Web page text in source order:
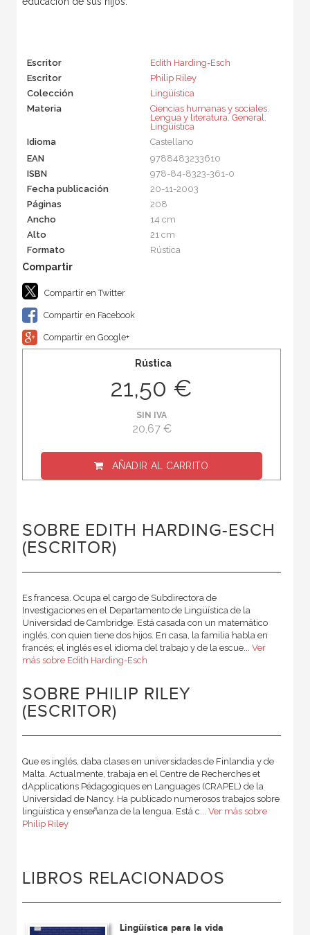
Escritor
Edith Harding-Esch
Escritor
Philip Riley
Colección
Lingüística
Materia
Ciencias humanas y sociales,
Lengua y literatura, General,
Lingüística
Idioma
Castellano
EAN
9788483233610
ISBN
978-84-8323-361-0
Fecha publicación
20-11-2003
Páginas
208
Ancho
14 cm
Alto
21 cm
Formato
Rústica
Compartir en Twitter
Compartir en Facebook
Compartir en Google+
Rústica
21,50 €
SIN IVA
20,67 €
AÑADIR AL CARRITO
SOBRE EDITH HARDING-ESCH
(ESCRITOR)
Es francesa. Ocupa el cargo de Subdirectora de
Investigaciones en el Departamento de Lingüística de la
Universidad de Cambridge. Está casada con un matemático
inglés, con quien tiene dos hijos. En casa, la familia habla en
francés; el inglés es el idioma del trabajo y de la escue... Ver
más sobre Edith Harding-Esch
SOBRE PHILIP RILEY
(ESCRITOR)
Que es inglés, daba clases en universidades de Finlandia y de
Malta. Actualmente, trabaja en el Centre de Recherches et
dApplications Pédagogiques en Languages (CRAPEL) de la
Universidad de Nancy. Ha publicado numerosos trabajos sobre
lingüística y enseñanza de la lengua. Está c... Ver más sobre
Philip Riley
LIBROS RELACIONADOS
Lingüística para la vida